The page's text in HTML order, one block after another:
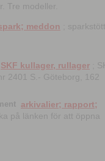
Tre modeller.
meddon ;
SKF kullager, rullager ;
2401 S.- Göteborg, 162
arkivalier; rapport;
på länken för att öppna